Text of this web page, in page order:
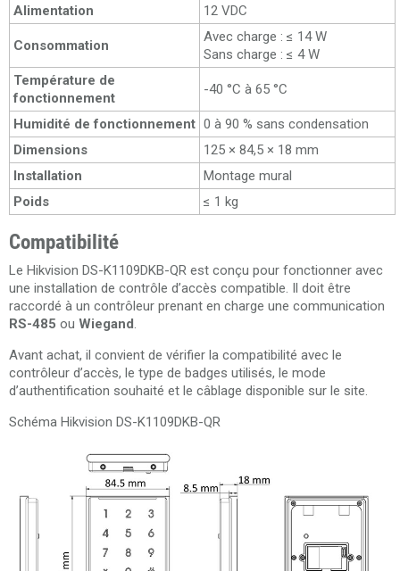
Alimentation
12 VDC
Consommation
Avec charge : ≤ 14 W
Sans charge : ≤ 4 W
Température de
fonctionnement
-40 °C à 65 °C
Humidité de fonctionnement 0 à 90 % sans condensation
Dimensions
125 × 84,5 × 18 mm
Installation
Montage mural
Poids
≤ 1 kg
Compatibilité
Le Hikvision DS-K1109DKB-QR est conçu pour fonctionner avec
une installation de contrôle d’accès compatible. Il doit être
raccordé à un contrôleur prenant en charge une communication
RS-485 ou Wiegand.
Avant achat, il convient de vérifier la compatibilité avec le
contrôleur d’accès, le type de badges utilisés, le mode
d’authentification souhaité et le câblage disponible sur le site.
Schéma Hikvision DS-K1109DKB-QR